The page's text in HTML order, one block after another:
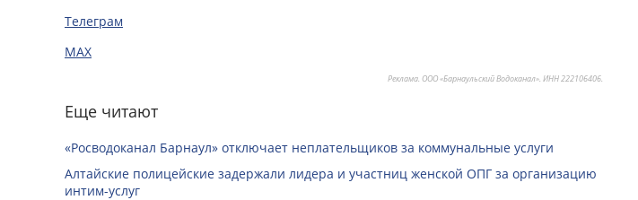
Телеграм
MAX
Реклама. ООО «Барнаульский Водоканал». ИНН 222106406.
Еще читают
«Росводоканал Барнаул» отключает неплательщиков за коммунальные услуги
Алтайские полицейские задержали лидера и участниц женской ОПГ за организацию
интим-услуг